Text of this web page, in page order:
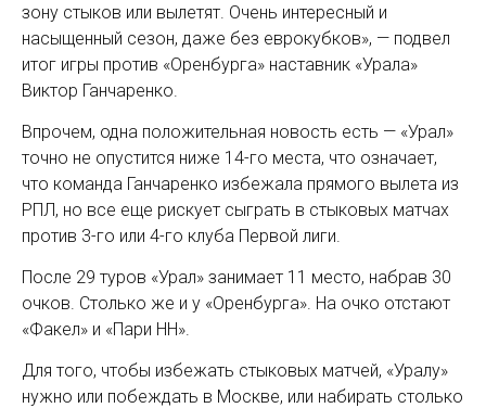
зону стыков или вылетят. Очень интересный и
насыщенный сезон, даже без еврокубков», — подвел
итог игры против «Оренбурга» наставник «Урала»
Виктор Ганчаренко.
Впрочем, одна положительная новость есть — «Урал»
точно не опустится ниже 14-го места, что означает,
что команда Ганчаренко избежала прямого вылета из
РПЛ, но все еще рискует сыграть в стыковых матчах
против 3-го или 4-го клуба Первой лиги.
После 29 туров «Урал» занимает 11 место, набрав 30
очков. Столько же и у «Оренбурга». На очко отстают
«Факел» и «Пари НН».
Для того, чтобы избежать стыковых матчей, «Уралу»
нужно или побеждать в Москве, или набирать столько